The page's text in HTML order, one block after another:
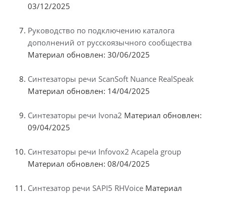
03/12/2025
Руководство по подключению каталога
дополнений от русскоязычного сообщества
Материал обновлен: 30/06/2025
Синтезаторы речи ScanSoft Nuance RealSpeak
Материал обновлен: 14/04/2025
Синтезаторы речи Ivona2 Материал обновлен:
09/04/2025
Синтезаторы речи Infovox2 Acapela group
Материал обновлен: 08/04/2025
Синтезатор речи SAPI5 RHVoice Материал